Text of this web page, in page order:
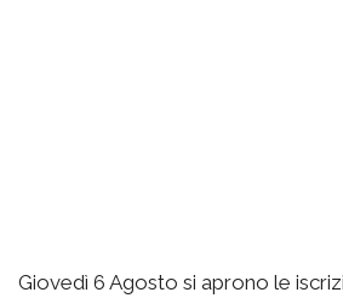
Giovedì 6 Agosto si aprono le